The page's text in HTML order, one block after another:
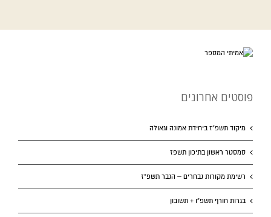
פוסטים אחרונים
מיקוד תשפ”ז ביחידת אמונה וגאולה
סמסטר ראשון בתיכון תשפז
רשימת מקורות נבחרים – הגבר תשפ”ז
בגרות חורף תשפ”ו + תשובון